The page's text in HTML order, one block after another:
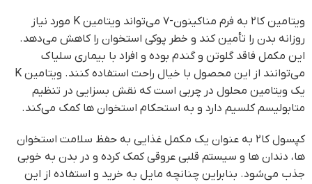
ویتامین کا۲ به فرم مناکینون-۷ می‌تواند ویتامین K مورد نیاز
روزانه بدن را تأمین کند و خطر پوکی استخوان را کاهش می‌دهد.
این مکمل فاقد گلوتن و گندم بوده و افراد با بیماری سلیاک
می‌توانند از این محصول با خیال راحت استفاده کنند. ویتامین K
یک ویتامین محلول در چربی است که نقش بسزایی در تنظیم
متابولیسم کلسیم دارد و به استحکام استخوان ها کمک می‌کند.
کپسول کا۲ به عنوان یک مکمل غذایی به حفظ سلامت استخوان
ها، دندان ها و سیستم قلبی عروقی کمک کرده و در بدن به خوبی
جذب می‌شود. بنابراین چنانچه مایل به خرید و استفاده از این